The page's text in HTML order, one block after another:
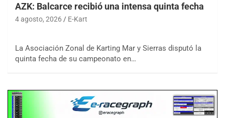
AZK: Balcarce recibió una intensa quinta fecha
4 agosto, 2026 E-Kart
La Asociación Zonal de Karting Mar y Sierras disputó la
quinta fecha de su campeonato en…